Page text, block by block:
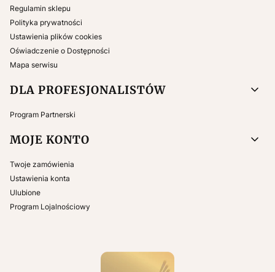
Regulamin sklepu
Polityka prywatności
Ustawienia plików cookies
Oświadczenie o Dostępności
Mapa serwisu
DLA PROFESJONALISTÓW
Program Partnerski
MOJE KONTO
Twoje zamówienia
Ustawienia konta
Ulubione
Program Lojalnościowy